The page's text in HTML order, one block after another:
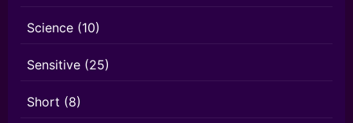
Science (10)
Sensitive (25)
Short (8)